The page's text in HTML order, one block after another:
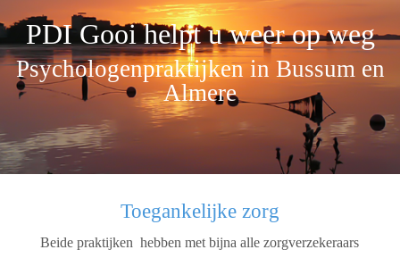
PDI Gooi helpt u weer op weg
Psychologenpraktijken in Bussum en
Almere
Toegankelijke zorg
Beide praktijken hebben met bijna alle zorgverzekeraars